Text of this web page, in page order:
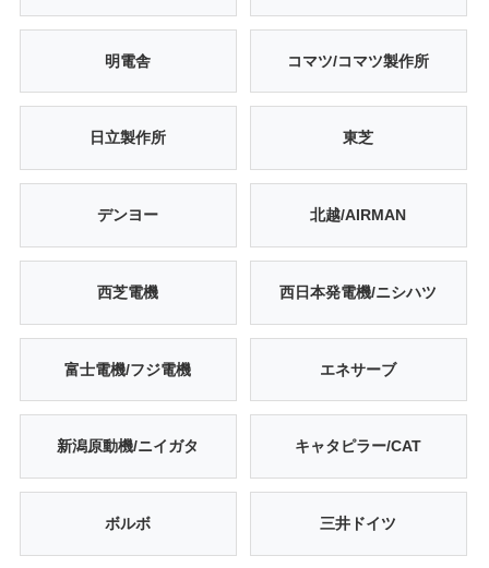
明電舎 コマツ/コマツ製作所
日立製作所 東芝
デンヨー 北越/AIRMAN
西芝電機 西日本発電機/ニシハツ
富士電機/フジ電機 エネサーブ
新潟原動機/ニイガタ キャタピラー/CAT
ボルボ 三井ドイツ